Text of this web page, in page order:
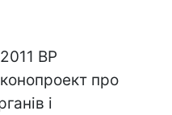
ВР
про
і